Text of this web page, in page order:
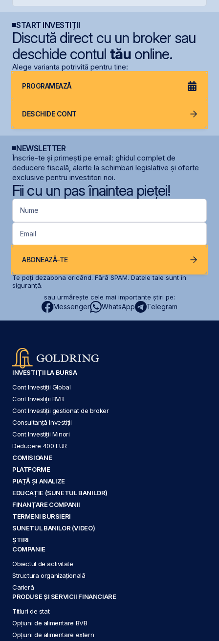
START INVESTIȚII
Discută direct cu un broker sau
deschide contul tăuonline.
Alege varianta potrivită pentru tine:
PROGRAMEAZĂ
DESCHIDE CONT
NEWSLETTER
Înscrie-te și primești pe email: ghidul complet de
deducere fiscală, alerte la schimbari legislative și oferte
exclusive pentru investitori noi.
Fii cu un pas înaintea pieței!
Nume
Email
ABONEAZĂ-TE
Te poți dezabona oricând. Fără SPAM. Datele tale sunt în
siguranță.
sau urmărește cele mai importante știri pe:
Messenger WhatsApp Telegram
INVESTIȚII LA BURSA
Cont Investiții Global
Cont Investiții BVB
Cont Investiții gestionat de broker
Consultanță Investiții
Cont Investiții Minori
Deducere 400 EUR
COMISIOANE
PLATFORME
PIAȚĂ ȘI ANALIZE
EDUCAȚIE (SUNETUL BANILOR)
FINANȚARE COMPANII
TERMENI BURSIERI
SUNETUL BANILOR (VIDEO)
ȘTIRI
COMPANIE
Obiectul de activitate
Structura organizațională
Carieră
PRODUSE ȘI SERVICII FINANCIARE
Titluri de stat
Opțiuni de alimentare BVB
Opțiuni de alimentare extern